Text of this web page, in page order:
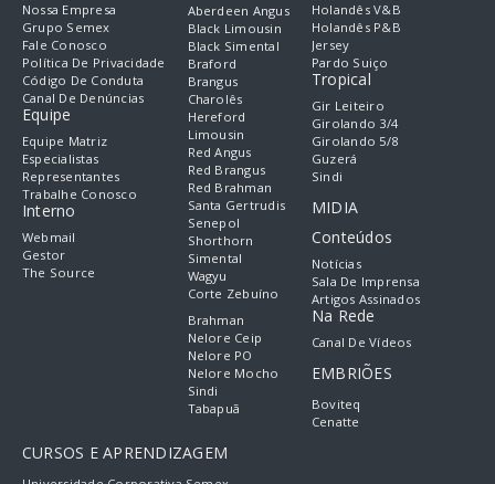
Nossa Empresa
Grupo Semex
Fale Conosco
Política De Privacidade
Código De Conduta
Canal De Denúncias
Equipe
Equipe Matriz
Especialistas
Representantes
Trabalhe Conosco
Interno
Webmail
Gestor
The Source
Aberdeen Angus
Black Limousin
Black Simental
Braford
Brangus
Charolês
Hereford
Limousin
Red Angus
Red Brangus
Red Brahman
Santa Gertrudis
Senepol
Shorthorn
Simental
Wagyu
Corte Zebuíno
Brahman
Nelore Ceip
Nelore PO
Nelore Mocho
Sindi
Tabapuã
Holandês V&B
Holandês P&B
Jersey
Pardo Suiço
Tropical
Gir Leiteiro
Girolando 3/4
Girolando 5/8
Guzerá
Sindi
MIDIA
Conteúdos
Notícias
Sala De Imprensa
Artigos Assinados
Na Rede
Canal De Vídeos
EMBRIÕES
Boviteq
Cenatte
CURSOS E APRENDIZAGEM